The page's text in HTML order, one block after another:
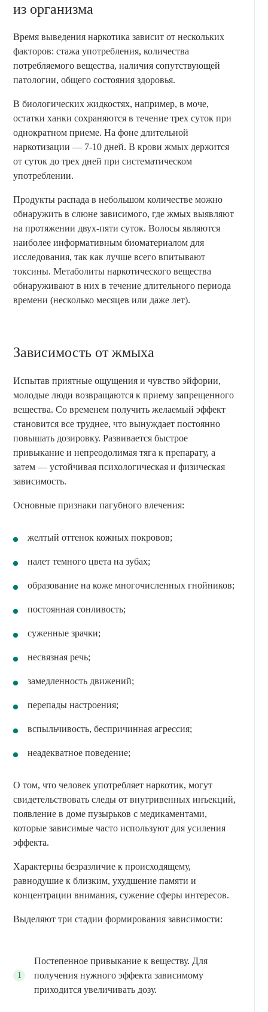
из организма
Время выведения наркотика зависит от нескольких
факторов: стажа употребления, количества
потребляемого вещества, наличия сопутствующей
патологии, общего состояния здоровья.
В биологических жидкостях, например, в моче,
остатки ханки сохраняются в течение трех суток при
однократном приеме. На фоне длительной
наркотизации — 7-10 дней. В крови жмых держится
от суток до трех дней при систематическом
употреблении.
Продукты распада в небольшом количестве можно
обнаружить в слюне зависимого, где жмых выявляют
на протяжении двух-пяти суток. Волосы являются
наиболее информативным биоматериалом для
исследования, так как лучше всего впитывают
токсины. Метаболиты наркотического вещества
обнаруживают в них в течение длительного периода
времени (несколько месяцев или даже лет).
Зависимость от жмыха
Испытав приятные ощущения и чувство эйфории,
молодые люди возвращаются к приему запрещенного
вещества. Со временем получить желаемый эффект
становится все труднее, что вынуждает постоянно
повышать дозировку. Развивается быстрое
привыкание и непреодолимая тяга к препарату, а
затем — устойчивая психологическая и физическая
зависимость.
Основные признаки пагубного влечения:
желтый оттенок кожных покровов;
налет темного цвета на зубах;
образование на коже многочисленных гнойников;
постоянная сонливость;
суженные зрачки;
несвязная речь;
замедленность движений;
перепады настроения;
вспыльчивость, беспричинная агрессия;
неадекватное поведение;
О том, что человек употребляет наркотик, могут
свидетельствовать следы от внутривенных инъекций,
появление в доме пузырьков с медикаментами,
которые зависимые часто используют для усиления
эффекта.
Характерны безразличие к происходящему,
равнодушие к близким, ухудшение памяти и
концентрации внимания, сужение сферы интересов.
Выделяют три стадии формирования зависимости:
Постепенное привыкание к веществу. Для
получения нужного эффекта зависимому
приходится увеличивать дозу.